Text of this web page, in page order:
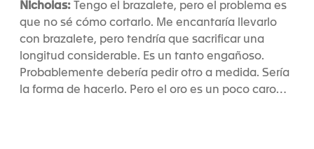
Nicholas: Tengo el brazalete, pero el problema es
que no sé cómo cortarlo. Me encantaría llevarlo
con brazalete, pero tendría que sacrificar una
longitud considerable. Es un tanto engañoso.
Probablemente debería pedir otro a medida. Sería
la forma de hacerlo. Pero el oro es un poco caro…